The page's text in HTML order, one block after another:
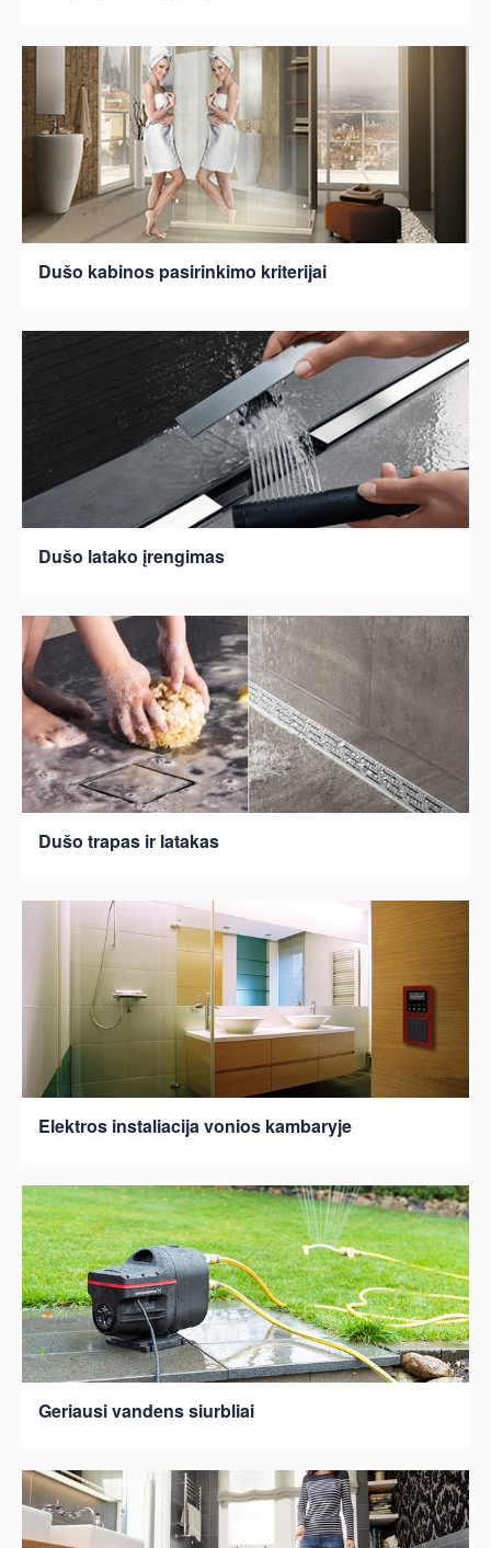
Dušo kabinos pasirinkimo kriterijai
Dušo latako įrengimas
Dušo trapas ir latakas
Elektros instaliacija vonios kambaryje
Geriausi vandens siurbliai